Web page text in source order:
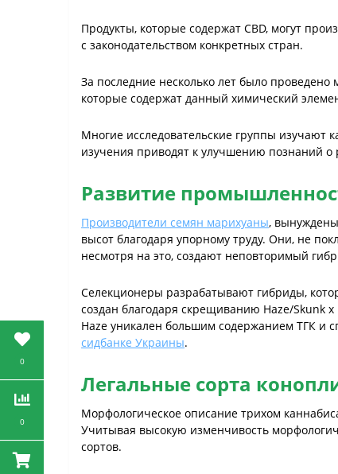
0
0
Продукты, которые содержат CBD, могут
с законодательством конкретных стран.
За последние несколько лет было
которые содержат данный химический
Многие исследовательские группы изучают
изучения приводят к улучшению познаний о
Развитие
Производители семян марихуаны,
высот благодаря упорному труду. Они, не
несмотря на это, создают неповторимый
Селекционеры разрабатывают гибриды,
создан благодаря скрещиванию Haze/Skunk
Haze уникален большим содержанием ТГК и
сидбанке Украины.
Легальные сорта
Морфологическое описание трихом
Учитывая высокую изменчивость
сортов.